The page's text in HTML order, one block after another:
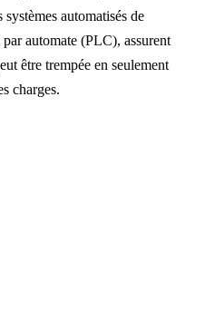
automatisés de
automate (PLC), assurent
être trempée en seulement
charges.